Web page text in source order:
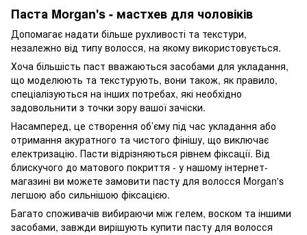
Паста Morgan's - мастхев для чоловіків
Допомагає надати більше рухливості та текстури,
незалежно від типу волосся, на якому використовується.
Хоча більшість паст вважаються засобами для укладання,
що моделюють та текстурують, вони також, як правило,
спеціалізуються на інших потребах, які необхідно
задовольнити з точки зору вашої зачіски.
Насамперед, це створення об’єму під час укладання або
отримання акуратного та чистого фінішу, що виключає
електризацію. Пасти відрізняються рівнем фіксації. Від
блискучого до матового покриття - у нашому інтернет-
магазині ви можете замовити пасту для волосся Morgan's
легшою або сильнішою фіксацією.
Багато споживачів вибираючи між гелем, воском та іншими
засобами, завжди вирішують купити пасту для волосся